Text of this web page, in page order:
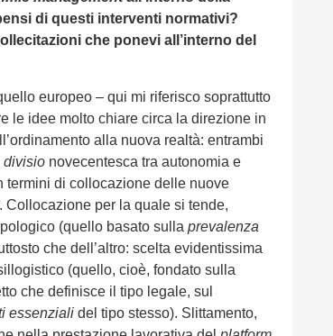
di questi interventi normativi?
che ponevi all’interno del
europeo – qui mi riferisco soprattutto
le idee molto chiare circa la direzione in
alla nuova realtà: entrambi
divisio novecentesca tra autonomia e
termini di collocazione delle nuove
Collocazione per la quale si tende,
(quello basato sulla prevalenza
che dell’altro: scelta evidentissima
(quello, cioè, fondato sulla
che definisce il tipo legale, sul
essenziali del tipo stesso). Slittamento,